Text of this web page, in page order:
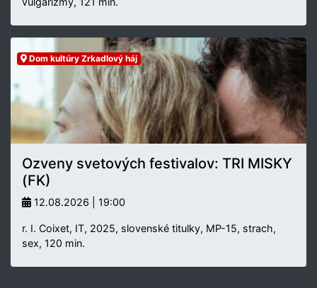
Dom kultúry Zrkadlový háj
Ozveny svetových festivalov: TRI MISKY
(FK)
12.08.2026 | 19:00
r. I. Coixet, IT, 2025, slovenské titulky, MP-15, strach,
sex, 120 min.